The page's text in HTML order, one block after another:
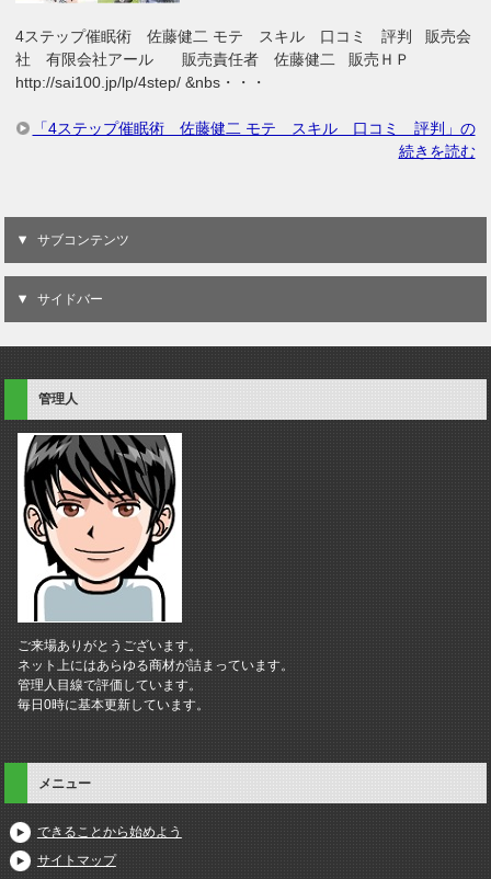
4ステップ催眠術 佐藤健二 モテ スキル 口コミ 評判 販売会
社 有限会社アール 販売責任者 佐藤健二 販売ＨＰ
http://sai100.jp/lp/4step/ &nbs・・・
「4ステップ催眠術 佐藤健二 モテ スキル 口コミ 評判」の
続きを読む
サブコンテンツ
サイドバー
管理人
ご来場ありがとうございます。
ネット上にはあらゆる商材が詰まっています。
管理人目線で評価しています。
毎日0時に基本更新しています。
メニュー
できることから始めよう
サイトマップ